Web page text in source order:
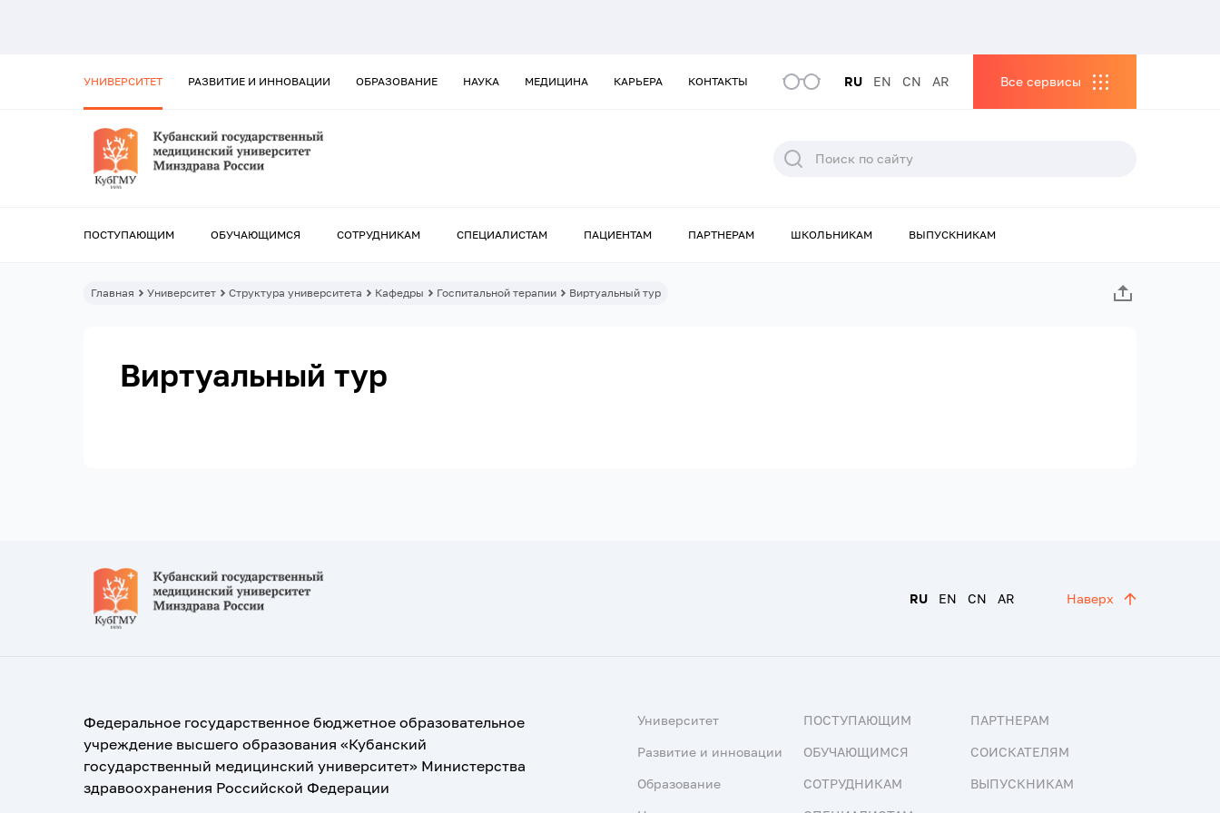
УНИВЕРСИТЕТ РАЗВИТИЕ И ИННОВАЦИИ ОБРАЗОВАНИЕ НАУКА МЕДИЦИНА КАРЬЕРА КОНТАКТЫ RU EN CN AR Все сервисы
ПОСТУПАЮЩИМ ОБУЧАЮЩИМСЯ СОТРУДНИКАМ СПЕЦИАЛИСТАМ ПАЦИЕНТАМ ПАРТНЕРАМ ШКОЛЬНИКАМ ВЫПУСКНИКАМ
Главная Университет Структура университета Кафедры Госпитальной терапии Виртуальный тур
Виртуальный тур
RU EN CN AR Наверх
Федеральное государственное бюджетное образовательное
учреждение высшего образования «Кубанский
государственный медицинский университет» Министерства
здравоохранения Российской Федерации
Университет
Развитие и инновации
Образование
ПОСТУПАЮЩИМ
ОБУЧАЮЩИМСЯ
СОТРУДНИКАМ
ПАРТНЕРАМ
СОИСКАТЕЛЯМ
ВЫПУСКНИКАМ